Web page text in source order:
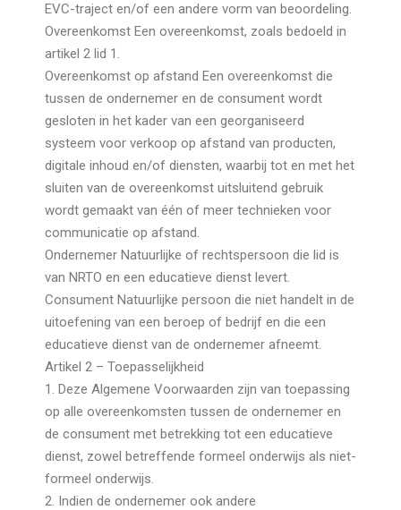
EVC-traject en/of een andere vorm van beoordeling.
Overeenkomst Een overeenkomst, zoals bedoeld in
artikel 2 lid 1.
Overeenkomst op afstand Een overeenkomst die
tussen de ondernemer en de consument wordt
gesloten in het kader van een georganiseerd
systeem voor verkoop op afstand van producten,
digitale inhoud en/of diensten, waarbij tot en met het
sluiten van de overeenkomst uitsluitend gebruik
wordt gemaakt van één of meer technieken voor
communicatie op afstand.
Ondernemer Natuurlijke of rechtspersoon die lid is
van NRTO en een educatieve dienst levert.
Consument Natuurlijke persoon die niet handelt in de
uitoefening van een beroep of bedrijf en die een
educatieve dienst van de ondernemer afneemt.
Artikel 2 – Toepasselijkheid
1. Deze Algemene Voorwaarden zijn van toepassing
op alle overeenkomsten tussen de ondernemer en
de consument met betrekking tot een educatieve
dienst, zowel betreffende formeel onderwijs als niet-
formeel onderwijs.
2. Indien de ondernemer ook andere